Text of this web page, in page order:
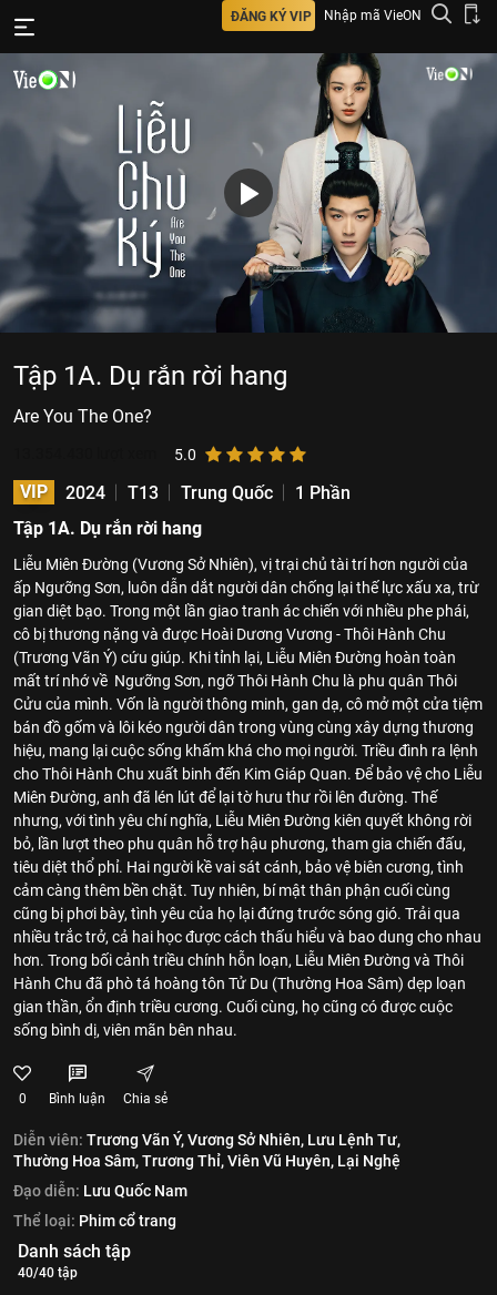
ĐĂNG KÝ VIP Nhập mã VieON
Tập 1A. Dụ rắn rời hang
Are You The One?
5.0
VIP 2024 T13 Trung Quốc
1 Phần
Tập 1A. Dụ rắn rời hang
Liễu Miên Đường (Vương Sở Nhiên), vị trại chủ tài trí hơn người của
ấp Ngưỡng Sơn, luôn dẫn dắt người dân chống lại thế lực xấu xa, trừ
gian diệt bạo. Trong một lần giao tranh ác chiến với nhiều phe phái,
cô bị thương nặng và được Hoài Dương Vương - Thôi Hành Chu
(Trương Vãn Ý) cứu giúp. Khi tỉnh lại, Liễu Miên Đường hoàn toàn
mất trí nhớ về Ngưỡng Sơn, ngỡ Thôi Hành Chu là phu quân Thôi
Cửu của mình. Vốn là người thông minh, gan dạ, cô mở một cửa tiệm
bán đồ gốm và lôi kéo người dân trong vùng cùng xây dựng thương
hiệu, mang lại cuộc sống khấm khá cho mọi người. Triều đình ra lệnh
cho Thôi Hành Chu xuất binh đến Kim Giáp Quan. Để bảo vệ cho Liễu
Miên Đường, anh đã lén lút để lại tờ hưu thư rồi lên đường. Thế
nhưng, với tình yêu chí nghĩa, Liễu Miên Đường kiên quyết không rời
bỏ, lần lượt theo phu quân hỗ trợ hậu phương, tham gia chiến đấu,
tiêu diệt thổ phỉ. Hai người kề vai sát cánh, bảo vệ biên cương, tình
cảm càng thêm bền chặt. Tuy nhiên, bí mật thân phận cuối cùng
cũng bị phơi bày, tình yêu của họ lại đứng trước sóng gió. Trải qua
nhiều trắc trở, cả hai học được cách thấu hiểu và bao dung cho nhau
hơn. Trong bối cảnh triều chính hỗn loạn, Liễu Miên Đường và Thôi
Hành Chu đã phò tá hoàng tôn Tử Du (Thường Hoa Sâm) dẹp loạn
gian thần, ổn định triều cương. Cuối cùng, họ cũng có được cuộc
sống bình dị, viên mãn bên nhau.
0 Bình luận Chia sẻ
Diễn viên: Trương Vãn Ý,Vương Sở Nhiên, Lưu Lệnh Tư,
Thường Hoa Sâm,Trương Thỉ,Viên Vũ Huyên, Lại Nghệ
Đạo diễn: Lưu Quốc Nam
Thể loại: Phim cổ trang
Danh sách tập
40/40 tập